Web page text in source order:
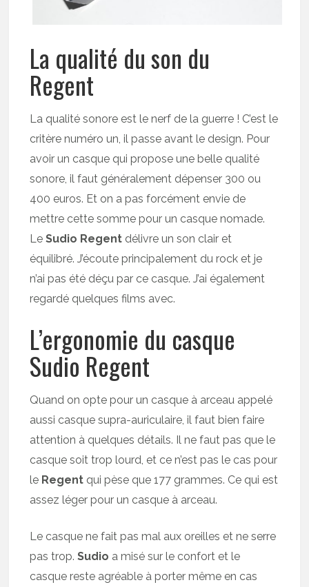
La qualité du son du
Regent
La qualité sonore est le nerf de la guerre ! C’est le
critère numéro un, il passe avant le design. Pour
avoir un casque qui propose une belle qualité
sonore, il faut généralement dépenser 300 ou
400 euros. Et on a pas forcément envie de
mettre cette somme pour un casque nomade.
LeSudio Regent délivre un son clair et
équilibré. J’écoute principalement du rock et je
n’ai pas été déçu par ce casque. J’ai également
regardé quelques films avec.
L’ergonomie du casque
Sudio Regent
Quand on opte pour un casque à arceau appelé
aussi casque supra-auriculaire, il faut bien faire
attention à quelques détails. Il ne faut pas que le
casque soit trop lourd, et ce n’est pas le cas pour
le Regent qui pèse que 177 grammes. Ce qui est
assez léger pour un casque à arceau.
Le casque ne fait pas mal aux oreilles et ne serre
pas trop.Sudio a misé sur le confort et le
casque reste agréable à porter même en cas